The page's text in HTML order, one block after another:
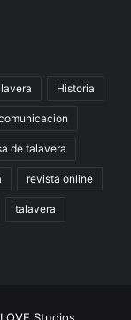
Historia
de talavera
revista online
talavera